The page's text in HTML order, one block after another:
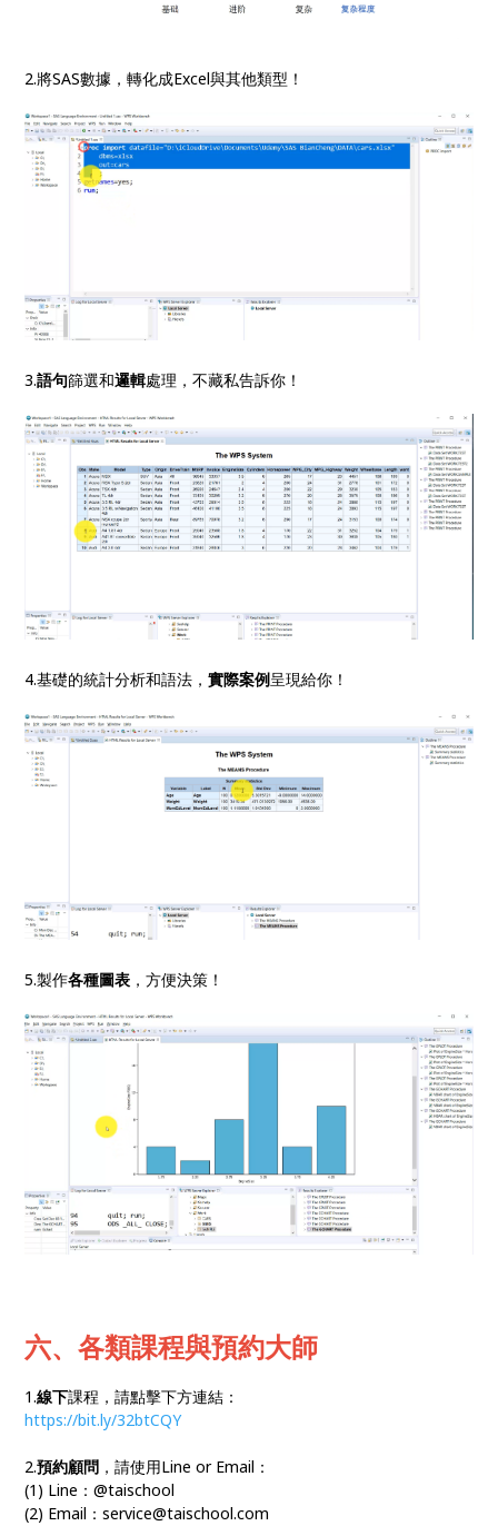
2.將SAS數據，轉化成Excel與其他類型！
3.語句篩選和邏輯處理，不藏私告訴你！
4.基礎的統計分析和語法，實際案例呈現給你！
5.製作各種圖表 ，方便決策！
六、各類課程與預約大師
1.線下課程，請點擊下方連結：
https://bit.ly/32btCQY
2.預約顧問 ，請使用Line or Email：
(1) Line：@taischool
(2) Email：service@taischool.com